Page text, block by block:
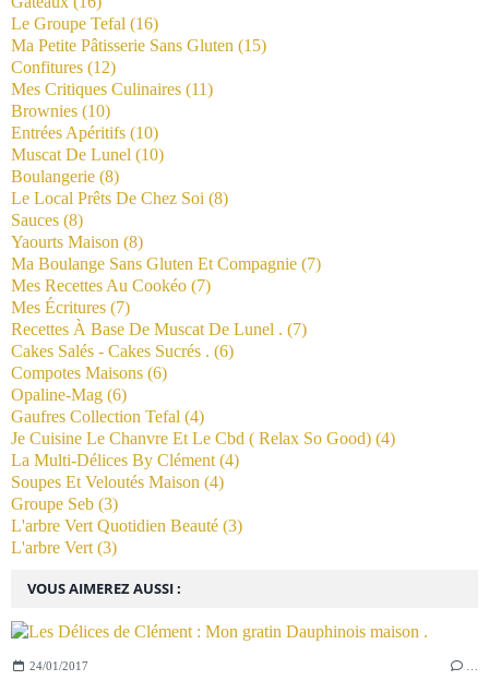
VOUS AIMEREZ AUSSI :
24/01/2017
Le Groupe Tefal (16)
Ma Petite Pâtisserie Sans Gluten (15)
Confitures (12)
Mes Critiques Culinaires (11)
Brownies (10)
Entrées Apéritifs (10)
Muscat De Lunel (10)
Boulangerie (8)
Le Local Prêts De Chez Soi (8)
Sauces (8)
Yaourts Maison (8)
Ma Boulange Sans Gluten Et Compagnie (7)
Mes Recettes Au Cookéo (7)
Mes Écritures (7)
Recettes À Base De Muscat De Lunel . (7)
Cakes Salés - Cakes Sucrés . (6)
Compotes Maisons (6)
Opaline-Mag (6)
Gaufres Collection Tefal (4)
Je Cuisine Le Chanvre Et Le Cbd ( Relax So Good) (4)
La Multi-Délices By Clément (4)
Soupes Et Veloutés Maison (4)
Groupe Seb (3)
L'arbre Vert Quotidien Beauté (3)
L'arbre Vert (3)